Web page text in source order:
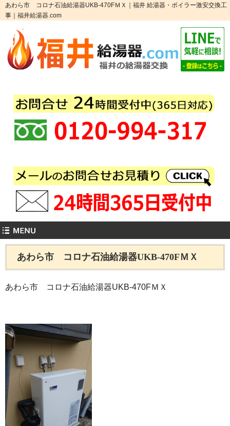
あわら市 コロナ石油給湯器UKB-470FＭＸ｜福井 給湯器・ボイラー激安交換工
事｜福井給湯器.com
あわら市 コロナ石油給湯器UKB-470FＭＸ
あわら市 コロナ石油給湯器UKB-470FＭＸ